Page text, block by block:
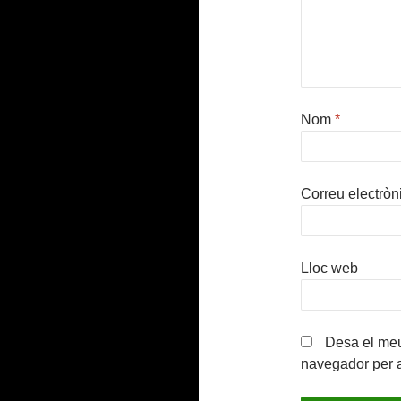
Nom *
Correu
Lloc web
Desa el
navegador per